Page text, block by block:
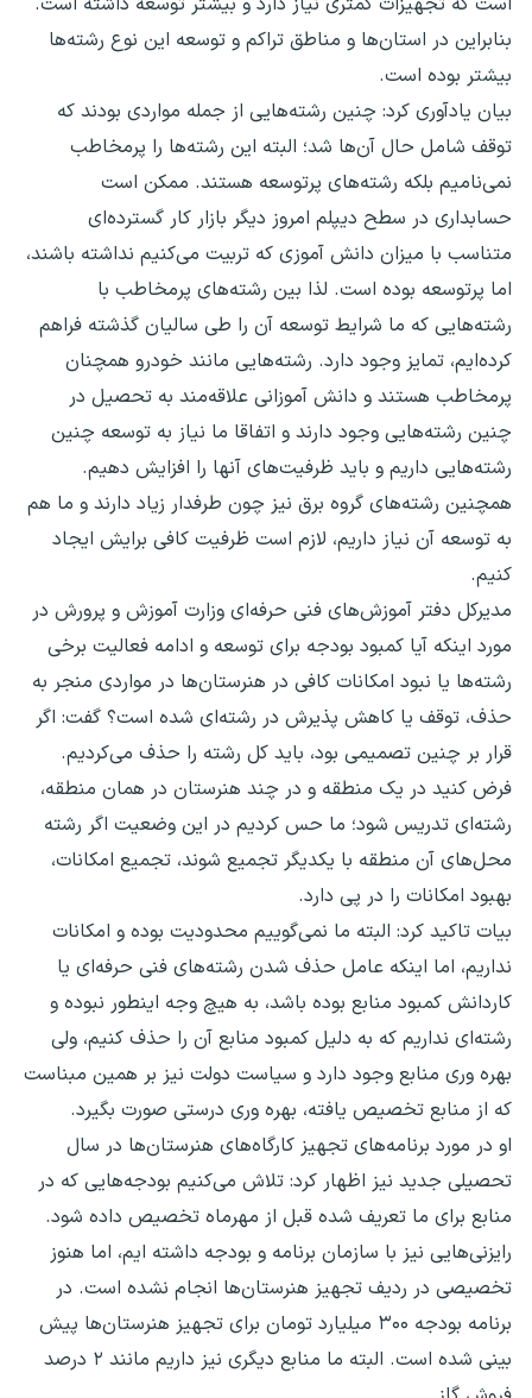
بنابراین در استان‌ها و مناطق تراکم و توسعه این نوع رشته‌ها
بیشتر بوده است.
بیان یادآوری کرد:‌ چنین رشته‌هایی از جمله مواردی بودند که
توقف شامل حال آن‌ها شد؛ البته این رشته‌ها را پرمخاطب
نمی‌نامیم بلکه رشته‌های پرتوسعه هستند. ممکن است
حسابداری در سطح دیپلم امروز دیگر بازار کار گسترده‌ای
متناسب با میزان دانش آموزی که تربیت می‌کنیم نداشته باشند،
اما پرتوسعه بوده است. لذا بین رشته‌های پرمخاطب با
رشته‌هایی که ما شرایط توسعه آن را طی سالیان گذشته فراهم
کرده‌ایم، تمایز وجود دارد. رشته‌هایی مانند خودرو همچنان
پرمخاطب هستند و دانش آموزانی علاقه‌مند به تحصیل در
چنین رشته‌هایی وجود دارند و اتفاقا ما نیاز به توسعه چنین
رشته‌هایی داریم و باید ظرفیت‌های آنها را افزایش دهیم.
همچنین رشته‌های گروه برق نیز چون طرفدار زیاد دارند و ما هم
به توسعه آن نیاز داریم، لازم است ظرفیت کافی برایش ایجاد
کنیم.
مدیرکل دفتر آموزش‌های فنی حرفه‌ای وزارت آموزش و پرورش در
مورد اینکه آیا کمبود بودجه برای توسعه و ادامه فعالیت برخی
رشته‌ها یا نبود امکانات کافی در هنرستان‌ها در مواردی منجر به
حذف، توقف یا کاهش پذیرش در رشته‌ای شده است؟ گفت: اگر
قرار بر چنین تصمیمی بود، باید کل رشته را حذف می‌کردیم.
فرض کنید در یک منطقه و در چند هنرستان در همان منطقه،
رشته‌ای تدریس شود؛ ما حس کردیم در این وضعیت اگر رشته
محل‌های آن منطقه با یکدیگر تجمیع شوند، تجمیع امکانات،
بهبود امکانات را در پی دارد.
بیات تاکید کرد: البته ما نمی‌گوییم محدودیت بوده و امکانات
نداریم، اما اینکه عامل حذف شدن رشته‌های فنی حرفه‌ای یا
کاردانش کمبود منابع بوده باشد، به هیچ وجه اینطور نبوده و
رشته‌ای نداریم که به دلیل کمبود منابع آن را حذف کنیم، ولی
بهره وری منابع وجود دارد و سیاست دولت نیز بر همین مبناست
که از منابع تخصیص یافته، بهره وری درستی صورت بگیرد.
او در مورد برنامه‌های تجهیز کارگاه‌های هنرستان‌ها در سال
تحصیلی جدید نیز اظهار کرد: تلاش می‌کنیم بودجه‌هایی که در
منابع برای ما تعریف شده قبل از مهرماه تخصیص داده شود.
رایزنی‌هایی نیز با سازمان برنامه و بودجه داشته ایم، اما هنوز
تخصیصی در ردیف تجهیز هنرستان‌ها انجام نشده است. در
برنامه بودجه ۳۰۰ میلیارد تومان برای تجهیز هنرستان‌ها پیش
بینی شده است. البته ما منابع دیگری نیز داریم مانند ۲ درصد